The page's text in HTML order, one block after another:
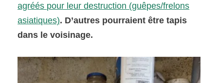
agréés pour leur destruction (guêpes/frelons
asiatiques). D’autres pourraient être tapis
dans le voisinage.